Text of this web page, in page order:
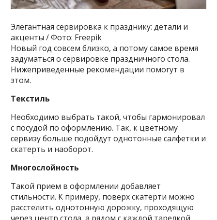
Элегантная сервировка к празднику: детали и
акценты / Фото: Freepik
Новый год совсем близко, а потому самое время
задуматься о сервировке праздничного стола.
Нижеприведенные рекомендации помогут в
этом.
Текстиль
Необходимо выбрать такой, чтобы гармонировал
с посудой по оформлению. Так, к цветному
сервизу больше подойдут однотонные салфетки и
скатерть и наоборот.
Многослойность
Такой прием в оформлении добавляет
стильности. К примеру, поверх скатерти можно
расстелить однотонную дорожку, проходящую
через центр стола, а рядом с каждой тарелкой